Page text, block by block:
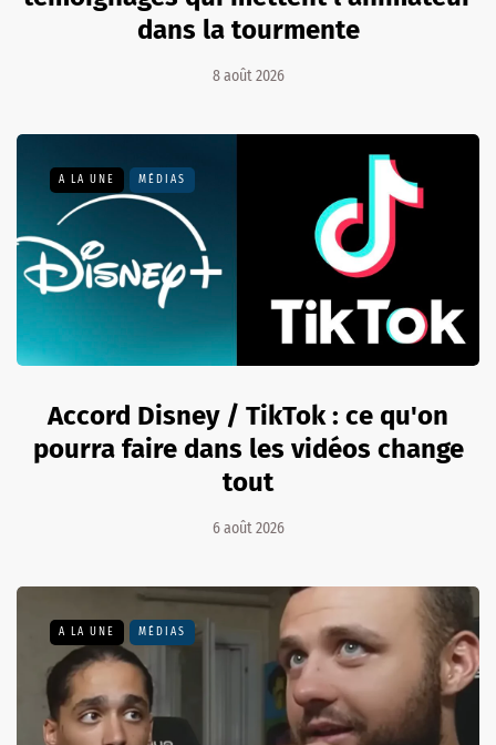
dans la tourmente
8 août 2026
A LA UNE MÉDIAS
Accord Disney / TikTok : ce qu'on
pourra faire dans les vidéos change
tout
6 août 2026
A LA UNE MÉDIAS